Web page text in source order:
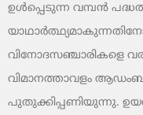
ഉൾപ്പെടുന്ന വമ്പൻ
വിനോദസഞ്ചാരികളെ
വിമാനത്താവളം
പുതുക്കിപ്പണിയുന്നു.